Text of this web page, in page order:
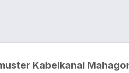
Kabelkanal